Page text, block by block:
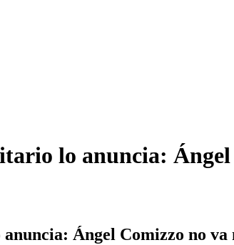
lo anuncia: Ángel
Ángel Comizzo no va